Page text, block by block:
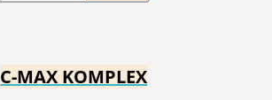
C-MAX KOMPLEX